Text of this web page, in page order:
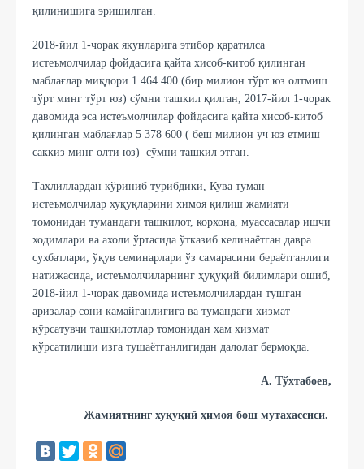
қилинишига эришилган.
2018-йил 1-чорак якунларига этибор қаратилса
истеъмолчилар фойдасига қайта хисоб-китоб қилинган
маблағлар миқдори 1 464 400 (бир милион тўрт юз олтмиш
тўрт минг тўрт юз) сўмни ташкил қилган, 2017-йил 1-чорак
давомида эса истеъмолчилар фойдасига қайта хисоб-китоб
қилинган маблағлар 5 378 600 ( беш милион уч юз етмиш
саккиз минг олти юз) сўмни ташкил этган.
Тахлиллардан кўриниб турибдики, Кува туман
истеъмолчилар хуқуқларини химоя қилиш жамияти
томонидан тумандаги ташкилот, корхона, муассасалар ишчи
ходимлари ва ахоли ўртасида ўтказиб келинаётган давра
сухбатлари, ўқув семинарлари ўз самарасини бераётганлиги
натижасида, истеъмолчиларнинг ҳуқуқий билимлари ошиб,
2018-йил 1-чорак давомида истеъмолчилардан тушган
аризалар сони камайганлигига ва тумандаги хизмат
кўрсатувчи ташкилотлар томонидан хам хизмат
кўрсатилиши изга тушаётганлигидан далолат бермоқда.
А. Тўхтабоев,
Жамиятнинг хуқуқий ҳимоя бош мутахассиси.